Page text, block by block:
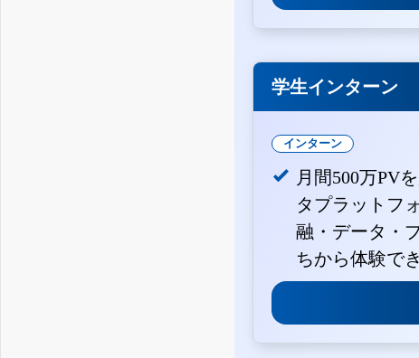
学生インターン
インターン
月間500万PV
タプラットフ
融・データ・
ちから体験で